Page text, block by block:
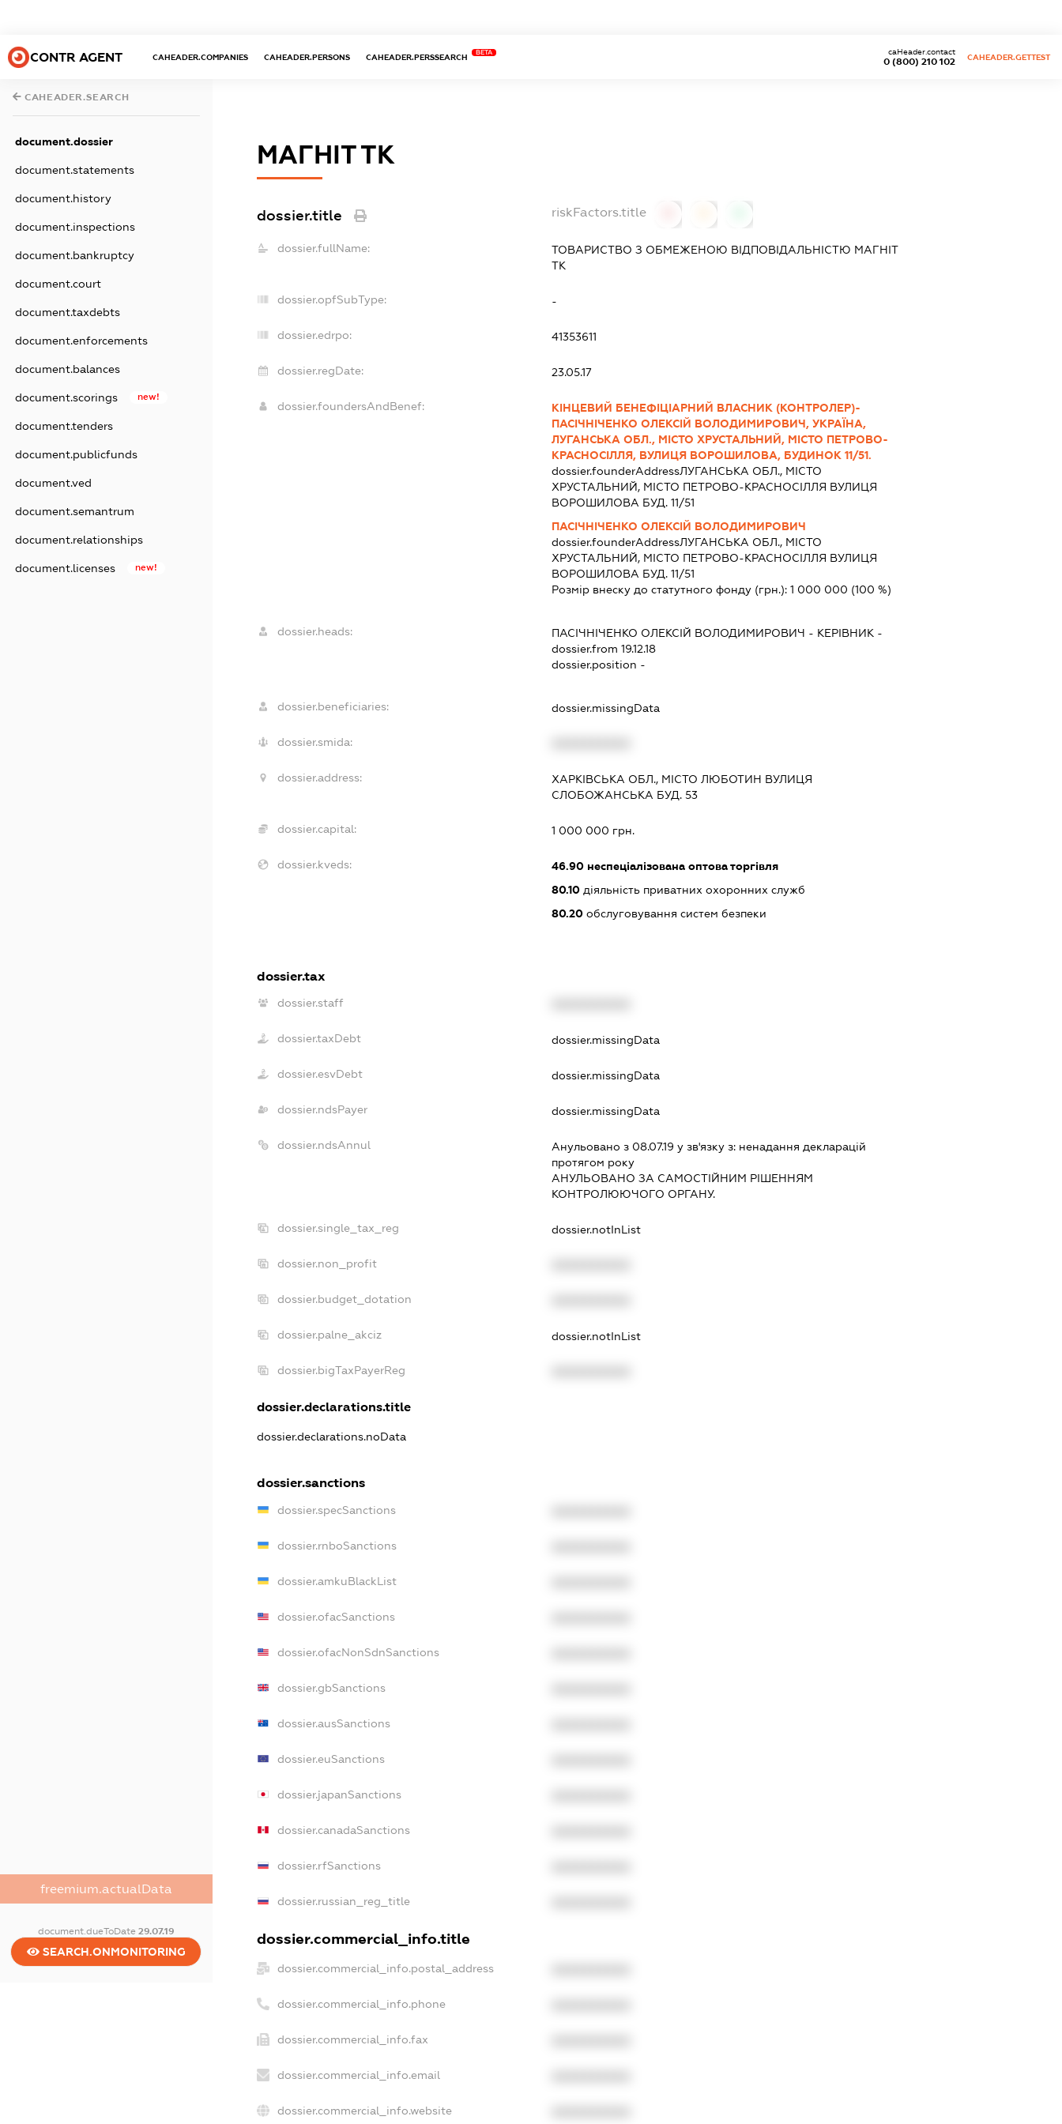
CONTR AGENT CAHEADER.COMPANIES CAHEADER.PERSONS CAHEADER.PERSSEARCH
BETA
0 (800) 210 102
caHeader.contact
CAHEADER.GETTEST
CAHEADER.SEARCH
document.dossier
document.statements
document.history
document.inspections
document.bankruptcy
document.court
document.taxdebts
document.enforcements
document.balances
document.scorings new!
document.tenders
document.publicfunds
document.ved
document.semantrum
document.relationships
document.licenses new!
freemium.actualData
document.dueToDate 29.07.19
SEARCH.ONMONITORING
МАГНІТ ТК
dossier.title riskFactors.title
dossier.fullName: ТОВАРИСТВО З ОБМЕЖЕНОЮ ВІДПОВІДАЛЬНІСТЮ МАГНІТ
ТК
dossier.opfSubType: -
dossier.edrpo: 41353611
dossier.regDate: 23.05.17
dossier.foundersAndBenef:
КІНЦЕВИЙ БЕНЕФІЦІАРНИЙ ВЛАСНИК (КОНТРОЛЕР)-
ПАСІЧНІЧЕНКО ОЛЕКСІЙ ВОЛОДИМИРОВИЧ, УКРАЇНА,
ЛУГАНСЬКА ОБЛ., МІСТО ХРУСТАЛЬНИЙ, МІСТО ПЕТРОВО-
КРАСНОСІЛЛЯ, ВУЛИЦЯ ВОРОШИЛОВА, БУДИНОК 11/51.
dossier.founderAddressЛУГАНСЬКА ОБЛ., МІСТО
ХРУСТАЛЬНИЙ, МІСТО ПЕТРОВО-КРАСНОСІЛЛЯ ВУЛИЦЯ
ВОРОШИЛОВА БУД. 11/51
ПАСІЧНІЧЕНКО ОЛЕКСІЙ ВОЛОДИМИРОВИЧ
dossier.founderAddressЛУГАНСЬКА ОБЛ., МІСТО
ХРУСТАЛЬНИЙ, МІСТО ПЕТРОВО-КРАСНОСІЛЛЯ ВУЛИЦЯ
ВОРОШИЛОВА БУД. 11/51
Розмір внеску до статутного фонду (грн.): 1 000 000 (100 %)
dossier.heads: ПАСІЧНІЧЕНКО ОЛЕКСІЙ ВОЛОДИМИРОВИЧ - КЕРІВНИК -
dossier.from 19.12.18
dossier.position -
dossier.beneficiaries: dossier.missingData
dossier.smida:
dossier.address:
ХАРКІВСЬКА ОБЛ., МІСТО ЛЮБОТИН ВУЛИЦЯ
СЛОБОЖАНСЬКА БУД. 53
dossier.capital: 1 000 000 грн.
dossier.kveds: 46.90неспеціалізована оптова торгівля
80.10діяльність приватних охоронних служб
80.20обслуговування систем безпеки
dossier.tax
dossier.staff
dossier.taxDebt dossier.missingData
dossier.esvDebt dossier.missingData
dossier.ndsPayer dossier.missingData
dossier.ndsAnnul Анульовано з 08.07.19 у зв'язку з: ненадання декларацiй
протягом року
АНУЛЬОВАНО ЗА САМОСТIЙНИМ РIШЕННЯМ
КОНТРОЛЮЮЧОГО ОРГАНУ.
dossier.single_tax_reg dossier.notInList
dossier.non_profit
dossier.budget_dotation
dossier.palne_akciz dossier.notInList
dossier.bigTaxPayerReg
dossier.declarations.title
dossier.declarations.noData
dossier.sanctions
dossier.specSanctions
dossier.rnboSanctions
dossier.amkuBlackList
dossier.ofacSanctions
dossier.ofacNonSdnSanctions
dossier.gbSanctions
dossier.ausSanctions
dossier.euSanctions
dossier.japanSanctions
dossier.canadaSanctions
dossier.rfSanctions
dossier.russian_reg_title
dossier.commercial_info.title
dossier.commercial_info.postal_address
dossier.commercial_info.phone
dossier.commercial_info.fax
dossier.commercial_info.email
dossier.commercial_info.website